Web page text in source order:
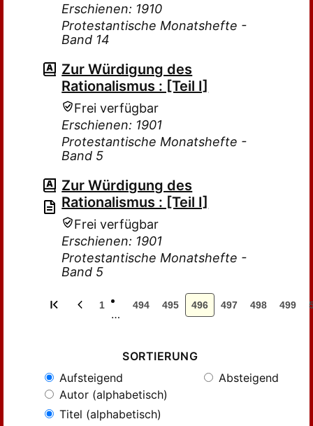
Erschienen: 1910
Protestantische Monatshefte -
Band 14
Zur Würdigung des
Rationalismus : [Teil I]
Frei verfügbar
Erschienen: 1901
Protestantische Monatshefte -
Band 5
Zur Würdigung des
Rationalismus : [Teil I]
Frei verfügbar
Erschienen: 1901
Protestantische Monatshefte -
Band 5
1
…
494 495 496 497 498 499
SORTIERUNG
Aufsteigend
Absteigend
Autor (alphabetisch)
Titel (alphabetisch)